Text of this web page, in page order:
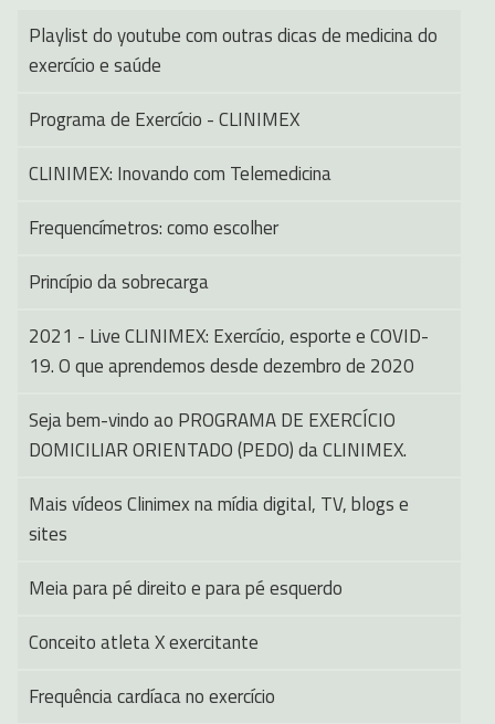
Playlist do youtube com outras dicas de medicina do
exercício e saúde
Programa de Exercício - CLINIMEX
CLINIMEX: Inovando com Telemedicina
Frequencímetros: como escolher
Princípio da sobrecarga
2021 - Live CLINIMEX: Exercício, esporte e COVID-
19. O que aprendemos desde dezembro de 2020
Seja bem-vindo ao PROGRAMA DE EXERCÍCIO
DOMICILIAR ORIENTADO (PEDO) da CLINIMEX.
Mais vídeos Clinimex na mídia digital, TV, blogs e
sites
Meia para pé direito e para pé esquerdo
Conceito atleta X exercitante
Frequência cardíaca no exercício